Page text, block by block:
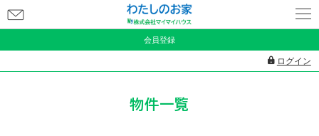
会員登録
ログイン
問
い
合
物件一覧